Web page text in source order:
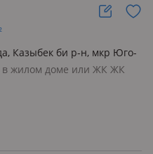
Казыбек би р-н, мкр Юго-
14 — Таттимбета, ЖК
в жилом доме или ЖК ЖК
Всем здравствуйте,
под магазин, игров…